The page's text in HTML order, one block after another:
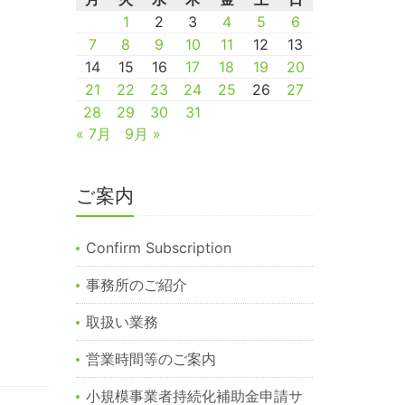
1
2 3 4 5
6
7
8 9 10 11 12
13
14
15 16 17 18 19
20
21
22 23 24 25 26
27
28
29 30
31
« 7月
9月 »
ご案内
Confirm Subscription
事務所のご紹介
取扱い業務
営業時間等のご案内
小規模事業者持続化補助金申請サ